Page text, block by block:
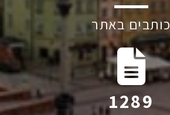
כותבים באתר
1841